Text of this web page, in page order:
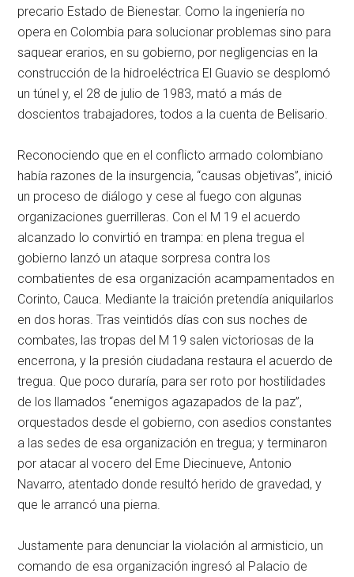
precario Estado de Bienestar. Como la ingeniería no
opera en Colombia para solucionar problemas sino para
saquear erarios, en su gobierno, por negligencias en la
construcción de la hidroeléctrica El Guavio se desplomó
un túnel y, el 28 de julio de 1983, mató a más de
doscientos trabajadores, todos a la cuenta de Belisario.
Reconociendo que en el conflicto armado colombiano
había razones de la insurgencia, “causas objetivas”, inició
un proceso de diálogo y cese al fuego con algunas
organizaciones guerrilleras. Con el M 19 el acuerdo
alcanzado lo convirtió en trampa: en plena tregua el
gobierno lanzó un ataque sorpresa contra los
combatientes de esa organización acampamentados en
Corinto, Cauca. Mediante la traición pretendía aniquilarlos
en dos horas. Tras veintidós días con sus noches de
combates, las tropas del M 19 salen victoriosas de la
encerrona, y la presión ciudadana restaura el acuerdo de
tregua. Que poco duraría, para ser roto por hostilidades
de los llamados “enemigos agazapados de la paz”,
orquestados desde el gobierno, con asedios constantes
a las sedes de esa organización en tregua; y terminaron
por atacar al vocero del Eme Diecinueve, Antonio
Navarro, atentado donde resultó herido de gravedad, y
que le arrancó una pierna.
Justamente para denunciar la violación al armisticio, un
comando de esa organización ingresó al Palacio de